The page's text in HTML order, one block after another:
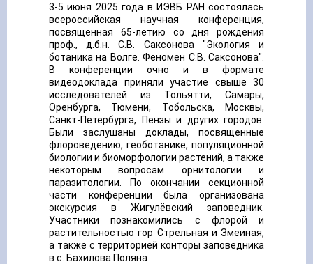
3-5 июня 2025 года в ИЭВБ РАН состоялась
всероссийская научная конференция,
посвященная 65-летию со дня рождения
проф., д.б.н. С.В. Саксонова "Экология и
ботаника на Волге. Феномен С.В. Саксонова".
В конференции очно и в формате
видеодоклада приняли участие свыше 30
исследователей из Тольятти, Самары,
Оренбурга, Тюмени, Тобольска, Москвы,
Санкт-Петербурга, Пензы и других городов.
Были заслушаны доклады, посвященные
флороведению, геоботанике, популяционной
биологии и биоморфологии растений, а также
некоторым вопросам орнитологии и
паразитологии. По окончании секционной
части конференции была организована
экскурсия в Жигулёвский заповедник.
Участники познакомились с флорой и
растительностью гор Стрельная и Змеиная,
а также с территорией конторы заповедника
в с. Бахилова Поляна